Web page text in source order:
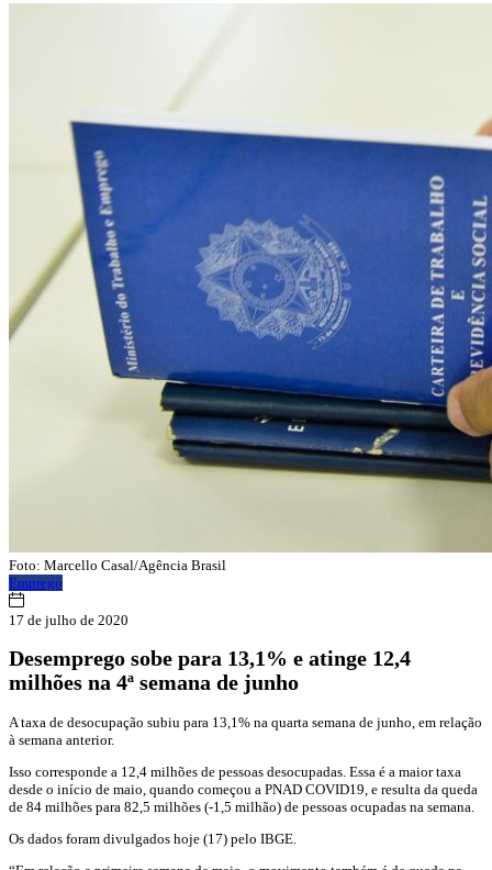
Foto: Marcello Casal/Agência Brasil
Emprego
17 de julho de 2020
Desemprego sobe para 13,1% e atinge 12,4
milhões na 4ª semana de junho
A taxa de desocupação subiu para 13,1% na quarta semana de junho, em relação
à semana anterior.
Isso corresponde a 12,4 milhões de pessoas desocupadas. Essa é a maior taxa
desde o início de maio, quando começou a PNAD COVID19, e resulta da queda
de 84 milhões para 82,5 milhões (-1,5 milhão) de pessoas ocupadas na semana.
Os dados foram divulgados hoje (17) pelo IBGE.